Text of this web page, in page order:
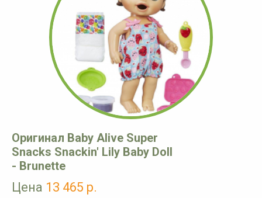
Оригинал Baby Alive Super
Snacks Snackin' Lily Baby Doll
- Brunette
Цена 13 465 р.